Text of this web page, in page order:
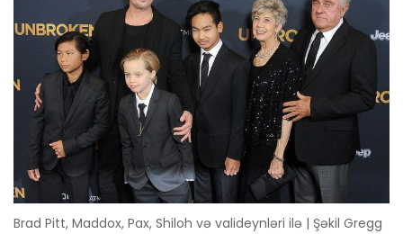
Brad Pitt, Maddox, Pax, Shiloh və valideynləri ilə | Şəkil Gregg